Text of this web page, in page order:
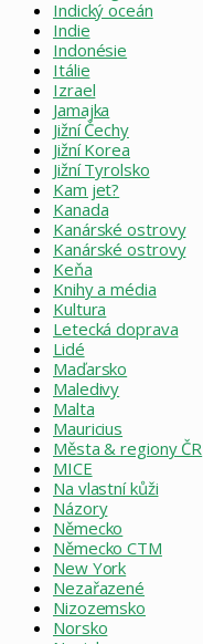
Indický oceán
Indie
Indonésie
Itálie
Izrael
Jamajka
Jižní Čechy
Jižní Korea
Jižní Tyrolsko
Kam jet?
Kanada
Kanárské ostrovy
Kanárské ostrovy
Keňa
Knihy a média
Kultura
Letecká doprava
Lidé
Maďarsko
Maledivy
Malta
Mauricius
Města & regiony ČR
MICE
Na vlastní kůži
Názory
Německo
Německo CTM
New York
Nezařazené
Nizozemsko
Norsko